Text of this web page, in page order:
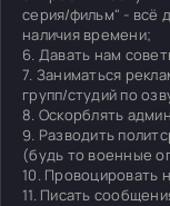
серия/фильм" - всё
наличия времени;
6. Давать нам
7. Заниматься
групп/студий по
8. Оскорблять
9. Разводить
(будь то военные
10. Провоцировать
11. Писать